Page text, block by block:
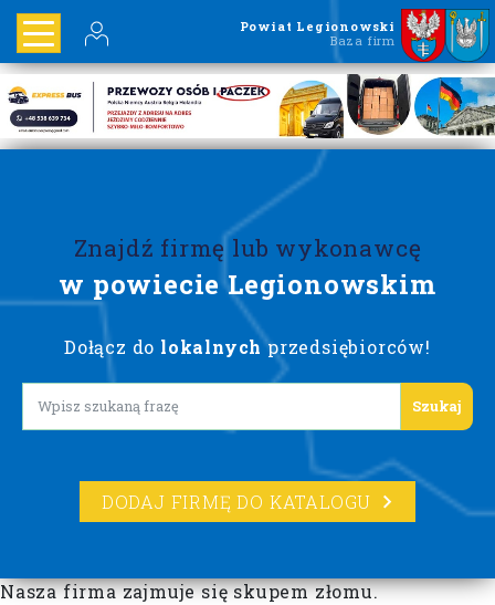
Powiat Legionowski
Baza firm
Znajdź firmę lub wykonawcę
w powiecie Legionowskim
Dołącz do lokalnych przedsiębiorców!
Lorem ipsum
DODAJ FIRMĘ DO KATALOGU
Nasza firma zajmuje się skupem złomu.